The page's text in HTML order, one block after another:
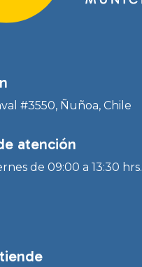
#3550, Ñuñoa, Chile
atención
de 09:00 a 13:30 hrs.